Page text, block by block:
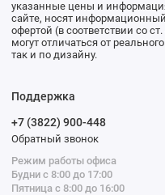
указанные цены и
сайте, носят
офертой (в соответствии со
могут отличаться от
так и по дизайну.
Поддержка
+7 (3822) 900-448
Обратный звонок
Режим работы офиса
Будни с 8:00 до 17:00
Пятница с 8:00 до 16:00